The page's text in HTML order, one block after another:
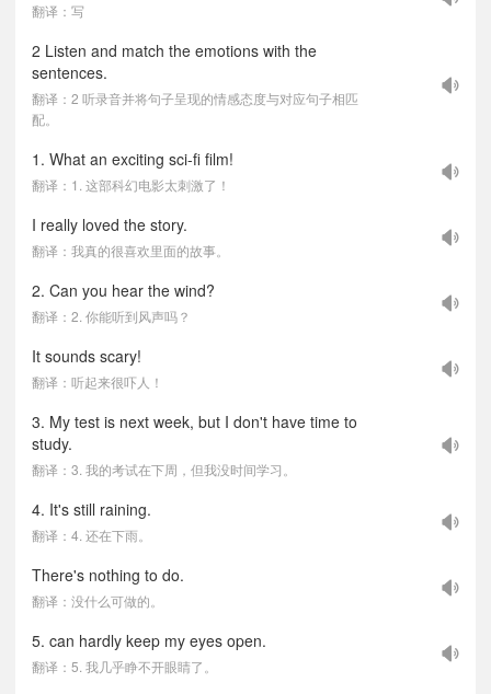
翻译：写
2 Listen and match the emotions with the
sentences.
翻译：2 听录音并将句子呈现的情感态度与对应句子相匹
配。
1. What an exciting sci-fi film!
翻译：1. 这部科幻电影太刺激了！
I really loved the story.
翻译：我真的很喜欢里面的故事。
2. Can you hear the wind?
翻译：2. 你能听到风声吗？
It sounds scary!
翻译：听起来很吓人！
3. My test is next week, but I don't have time to
study.
翻译：3. 我的考试在下周，但我没时间学习。
4. It's still raining.
翻译：4. 还在下雨。
There's nothing to do.
翻译：没什么可做的。
5. can hardly keep my eyes open.
翻译：5. 我几乎睁不开眼睛了。